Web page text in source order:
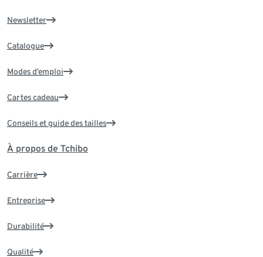
Newsletter
Catalogue
Modes d’emploi
Cartes cadeau
Conseils et guide des tailles
À propos de Tchibo
Carrière
Entreprise
Durabilité
Qualité